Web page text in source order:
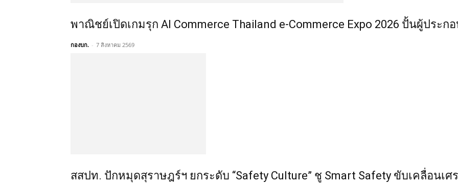
พาณิชย์เปิดเกมรุก AI Commerce Thailand e-Commerce Expo 2026 ปั้นผู้ประก
กองบก. - 7 สิงหาคม 2569
สสปท. ปักหมุดสุราษฎร์ฯ ยกระดับ “Safety Culture” ชู Smart Safety ขับเคลื่อนเ